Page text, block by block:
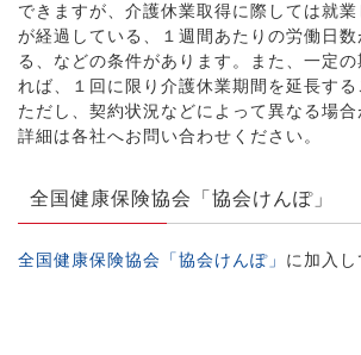
できますが、介護休業取得に際しては就
が経過している、１週間あたりの労働日
る、などの条件があります。また、一定
れば、１回に限り介護休業期間を延長する
ただし、契約状況などによって異なる場合
詳細は各社へお問い合わせください。
全国健康保険協会「協会けんぽ」
全国健康保険協会「協会けんぽ」 に加入し